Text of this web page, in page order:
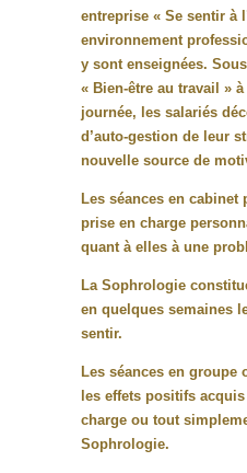
entreprise « Se sentir à
environnement
y sont enseignées.
« Bien-être au travail »
journée, les salariés
d’auto-gestion de leur
nouvelle source de
Les séances en cabinet
prise en charge
quant à elles à une
La Sophrologie
en quelques semaines
sentir.
Les séances en groupe
les effets positifs
charge ou tout
Sophrologie.